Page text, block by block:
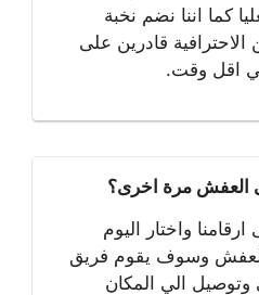
كما اننا نضم نخبة
قادرين على
اقل وقت.
العفش مرة اخرى؟
واختار اليوم
وسوف يقوم فريق
الي المكان